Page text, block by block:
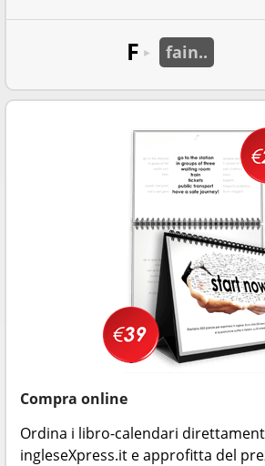
F ► fain..
Compra online
Ordina i libro-calendari
ingleseXpress.it e approfitta del